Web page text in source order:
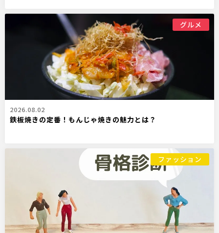
グルメ
2026.08.02
鉄板焼きの定番！もんじゃ焼きの魅力とは？
ファッション